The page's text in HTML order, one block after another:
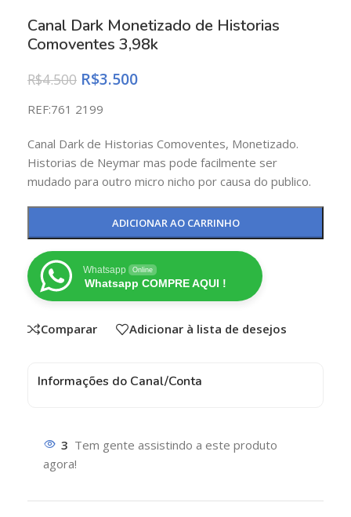
Canal Dark Monetizado de Historias
Comoventes 3,98k
R$4.500 R$3.500
REF:761 2199
Canal Dark de Historias Comoventes, Monetizado.
Historias de Neymar mas pode facilmente ser
mudado para outro micro nicho por causa do publico.
ADICIONAR AO CARRINHO
Whatsapp Online
Whatsapp COMPRE AQUI !
Comparar Adicionar à lista de desejos
Informações do Canal/Conta
3 Tem gente assistindo a este produto
agora!